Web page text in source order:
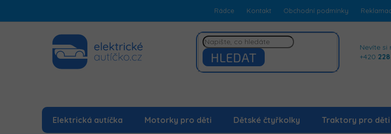
obsah
Rádce Kontakt Obchodní podmínky
HLEDAT
Nevíte si
+420
Elektrická autíčka Motorky pro děti Dětské čtyřkolky Traktory pro děti